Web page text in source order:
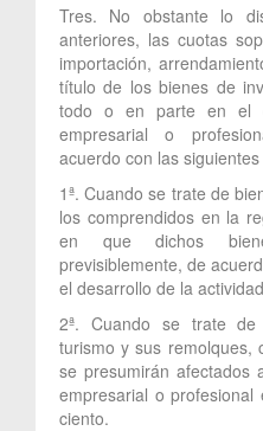
Tres. No obstante lo
anteriores, las cuotas
importación,
título de los bienes de
todo o en parte en el
empresarial o
acuerdo con las
1ª. Cuando se trate de
los comprendidos en la
en que dichos
previsiblemente, de
el desarrollo de la
2ª. Cuando se trate de
turismo y sus remolques,
se presumirán afectados
empresarial o
ciento.